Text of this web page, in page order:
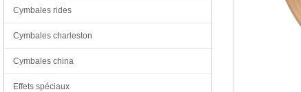
Cymbales rides
Cymbales charleston
Cymbales china
Effets spéciaux